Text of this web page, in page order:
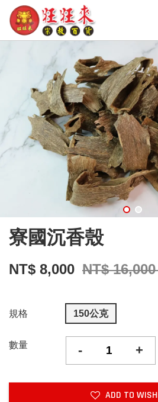
寮國沉香殼
NT$ 8,000 NT$
規格 150公克
數量 - +
ADD TO